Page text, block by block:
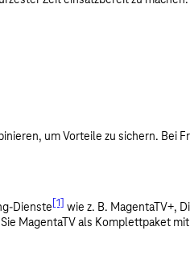
um Vorteile zu sichern. Bei
Dienste [1]
wie z. B. MagentaTV+,
MagentaTV als Komplettpaket